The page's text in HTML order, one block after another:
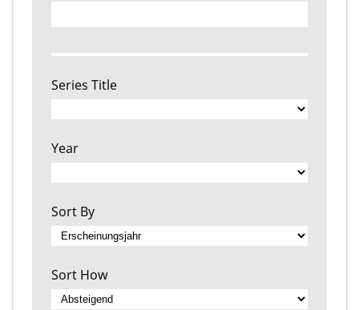
Series Title
Year
Sort By
Sort How